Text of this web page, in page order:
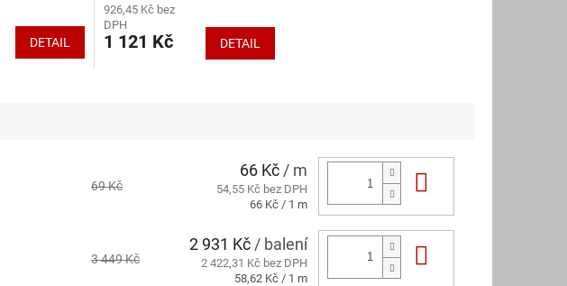
DETAIL
produktu
je
4,6
926,45 Kč bez
DPH
1 121 Kč DETAIL
69 Kč
66 Kč/ m
54,55 Kč bez DPH
Měrná
66 Kč / 1 m
3 449 Kč
2 931 Kč / balení
2 422,31 Kč bez DPH
Měrná
58,62 Kč / 1 m